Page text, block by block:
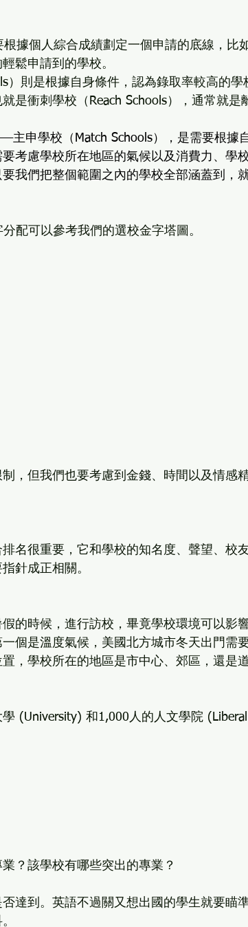
據個人綜合成績劃定一個申請的底線，比
鬆申請到的學校。
）則是根據自身條件，認為錄取率較高的學
是衝刺學校（Reach Schools），通常就是
主申學校（Match Schools），是需要根據
考慮學校所在地區的氣候以及消費力、學
我們把整個範圍之內的學校全部涵蓋到，
配可以參考我們的選校金字塔圖。
，但我們也要考慮到金錢、時間以及情感
名很重要，它和學校的知名度、聲望、校
針成正相關。
的時候，進行訪校，畢竟學校環境可以影
個是溫度氣候，美國北方城市冬天出門需
，學校所在的地區是市中心、郊區，還是
(University) 和1,000人的人文學院 (Liberal
？該學校有哪些突出的專業？
達到。英語不過關又想出國的學生就要瞄